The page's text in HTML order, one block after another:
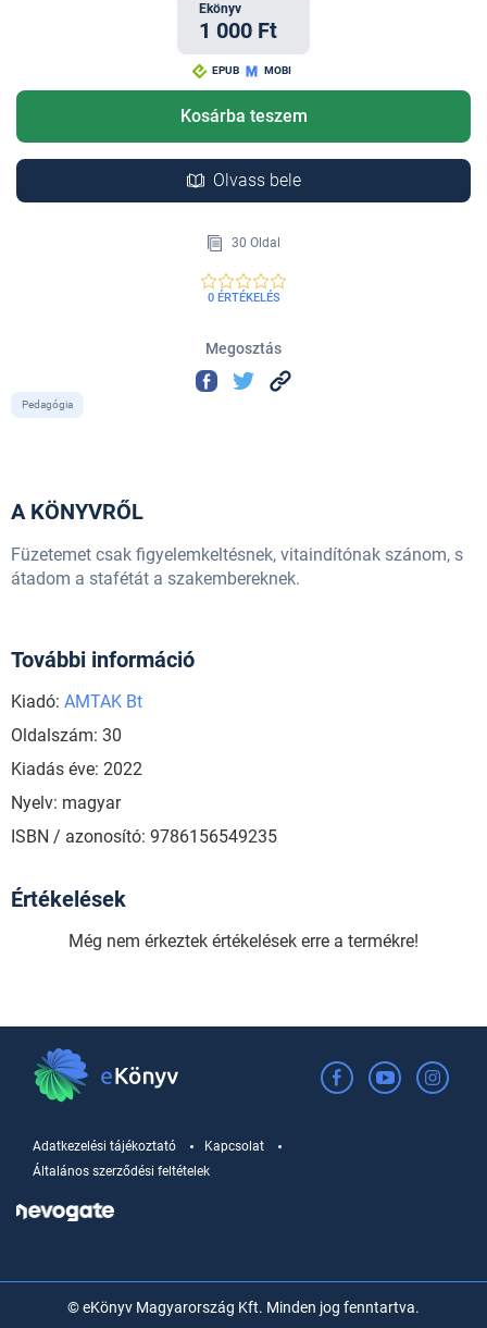
Ekönyv
1 000 Ft
EPUB MOBI
Kosárba teszem
Olvass bele
30 Oldal
0 ÉRTÉKELÉS
Megosztás
Pedagógia
A KÖNYVRŐL
Füzetemet csak figyelemkeltésnek, vitaindítónak szánom, s
átadom a stafétát a szakembereknek.
További információ
Kiadó: AMTAK Bt
Oldalszám: 30
Kiadás éve: 2022
Nyelv: magyar
ISBN / azonosító: 9786156549235
Értékelések
Még nem érkeztek értékelések erre a termékre!
Adatkezelési tájékoztató
Kapcsolat
Általános szerződési feltételek
© eKönyv Magyarország Kft. Minden jog fenntartva.